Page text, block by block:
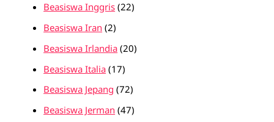
Beasiswa Inggris (22)
Beasiswa Iran (2)
Beasiswa Irlandia (20)
Beasiswa Italia (17)
Beasiswa Jepang (72)
Beasiswa Jerman (47)